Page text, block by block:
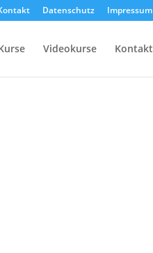
Datenschutz Impressum
Videokurse Kontakt